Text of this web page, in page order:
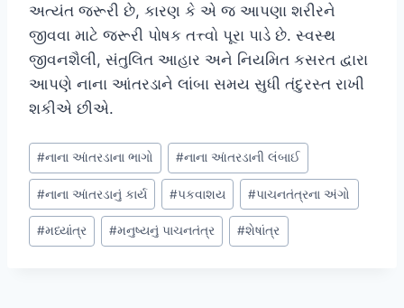
અત્યંત જરૂરી છે, કારણ કે એ જ આપણા શરીરને
જીવવા માટે જરૂરી પોષક તત્ત્વો પૂરા પાડે છે. સ્વસ્થ
જીવનશૈલી, સંતુલિત આહાર અને નિયમિત કસરત દ્વારા
આપણે નાના આંતરડાને લાંબા સમય સુધી તંદુરસ્ત રાખી
શકીએ છીએ.
Post
Tags:
#નાના આંતરડાના ભાગો #નાના આંતરડાની લંબાઈ
#નાના આંતરડાનું કાર્ય #પકવાશય #પાચનતંત્રના અંગો
#મધ્યાંત્ર #મનુષ્યનું પાચનતંત્ર #શેષાંત્ર